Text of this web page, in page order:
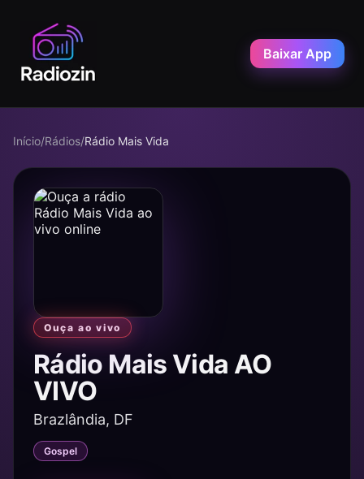
Baixar App
Início/Rádios/Rádio Mais Vida
Ouça ao vivo
Rádio Mais Vida AO
VIVO
Brazlândia, DF
Gospel